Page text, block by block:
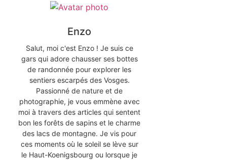
Enzo
Salut, moi c'est Enzo ! Je suis ce
gars qui adore chausser ses bottes
de randonnée pour explorer les
sentiers escarpés des Vosges.
Passionné de nature et de
photographie, je vous emmène avec
moi à travers des articles qui sentent
bon les forêts de sapins et le charme
des lacs de montagne. Je vis pour
ces moments où le soleil se lève sur
le Haut-Koenigsbourg ou lorsque je